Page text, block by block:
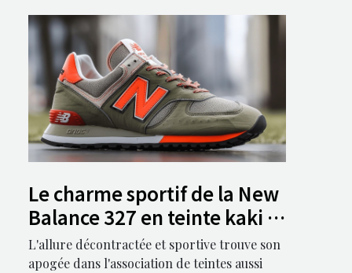
Le charme sportif de la New
Balance 327 en teinte kaki et
orange
L'allure décontractée et sportive trouve son
apogée dans l'association de teintes aussi